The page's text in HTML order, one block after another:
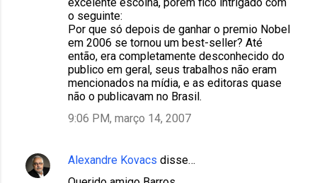
o seguinte:
Por que só depois de ganhar o premio Nobel
em 2006 se tornou um best-seller? Até
então, era completamente desconhecido do
publico em geral, seus trabalhos não eram
mencionados na mídia, e as editoras quase
não o publicavam no Brasil.
9:06 PM, março 14, 2007
Alexandre Kovacs disse…